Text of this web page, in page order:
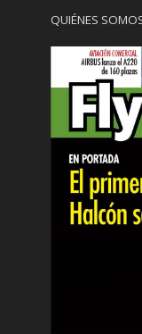
QUIÉNES